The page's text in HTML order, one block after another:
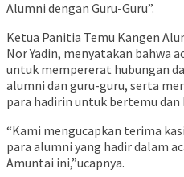
Alumni dengan Guru-Guru”.
Ketua Panitia Temu Kangen
Nor Yadin, menyatakan bahwa
untuk mempererat hubungan
alumni dan guru-guru, serta
para hadirin untuk bertemu
“Kami mengucapkan terima
para alumni yang hadir dalam
Amuntai ini,”ucapnya.